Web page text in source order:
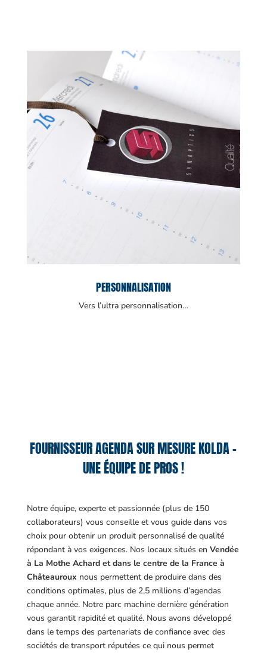
PERSONNALISATION
Vers l’ultra personnalisation…
FOURNISSEUR AGENDA SUR MESURE KOLDA –
UNE ÉQUIPE DE PROS !
Notre équipe, experte et passionnée (plus de 150
collaborateurs) vous conseille et vous guide dans vos
choix pour obtenir un produit personnalisé de qualité
répondant à vos exigences. Nos locaux situés en Vendée
à La Mothe Achard et dans le centre de la France à
Châteauroux nous permettent de produire dans des
conditions optimales, plus de 2,5 millions d’agendas
chaque année. Notre parc machine dernière génération
vous garantit rapidité et qualité. Nous avons développé
dans le temps des partenariats de confiance avec des
sociétés de transport réputées ce qui nous permet